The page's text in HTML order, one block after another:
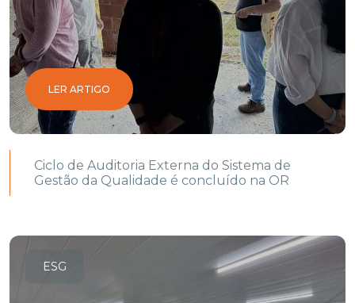
LER ARTIGO
Ciclo de Auditoria Externa do Sistema de
Gestão da Qualidade é concluído na OR
ESG